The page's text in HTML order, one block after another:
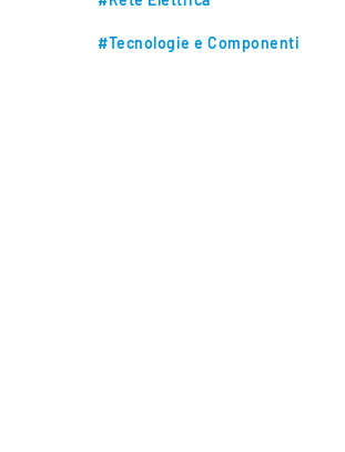
#Tecnologie e Componenti